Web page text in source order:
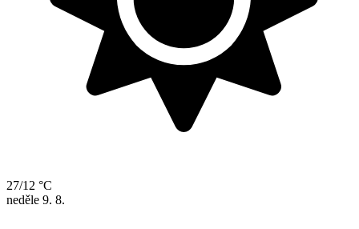
27/12 °C
neděle 9. 8.